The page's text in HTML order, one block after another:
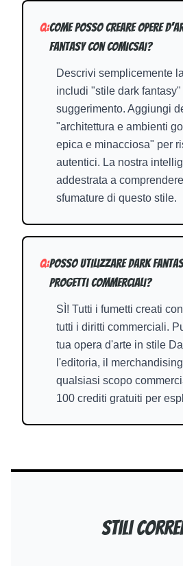
Q:Come posso creare opere
Fantasy con ComicsAI?
Descrivi semplicemente
includi "stile dark
suggerimento. Aggiungi
"architettura e ambienti
epica e minacciosa" per
autentici. La nostra
addestrata a
sfumature di questo stile.
Q:Posso utilizzare Dark
progetti commerciali?
SÌ! Tutti i fumetti creati
tutti i diritti commerciali.
tua opera d'arte in stile
l'editoria, il
qualsiasi scopo
100 crediti gratuiti per
Stili